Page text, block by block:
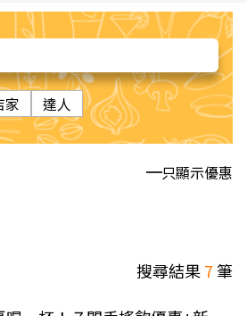
家 達人
只顯示優惠
搜尋結果7筆